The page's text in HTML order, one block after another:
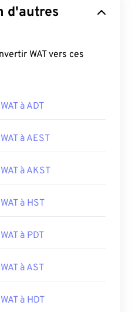
d'autres
WAT vers ces
WAT à ADT
WAT à AEST
WAT à AKST
WAT à HST
WAT à PDT
WAT à AST
WAT à HDT